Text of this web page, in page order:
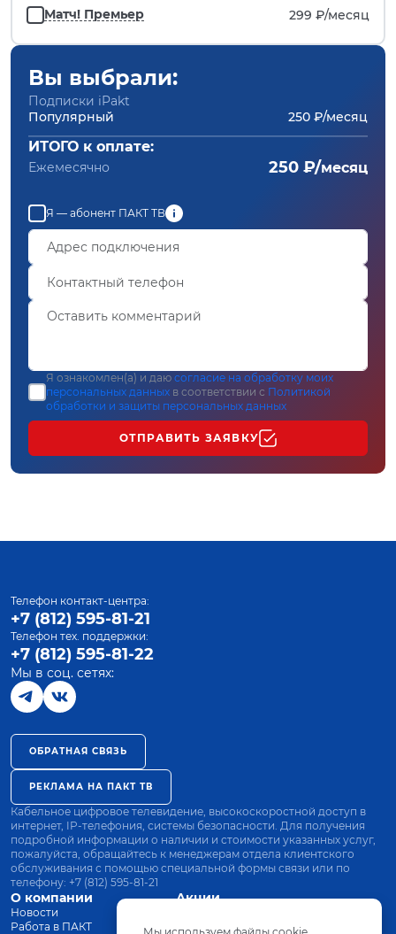
Матч! Премьер 299 ₽/месяц
Вы выбрали:
Подписки iPakt
Популярный
250 ₽/месяц
ИТОГО к оплате:
Ежемесячно 250 ₽/месяц
Я — абонент ПАКТ ТВ
Я ознакомлен(а) и даю согласие на обработку моих
персональных данных в соответствии с Политикой
обработки и защиты персональных данных
ОТПРАВИТЬ ЗАЯВКУ
О компании
Новости
Работа в ПАКТ
Акции
Оплата
Телефон контакт-центра:
+7 (812) 595-81-21
Телефон тех. поддержки:
+7 (812) 595-81-22
Мы в соц. сетях:
ОБРАТНАЯ СВЯЗЬ
РЕКЛАМА НА ПАКТ ТВ
Кабельное цифровое телевидение, высокоскоростной доступ в
интернет, IP-телефония, системы безопасности. Для получения
подробной информации о наличии и стоимости указанных услуг,
пожалуйста, обращайтесь к менеджерам отдела клиентского
обслуживания с помощью специальной формы связи или по
телефону: +7 (812) 595-81-21